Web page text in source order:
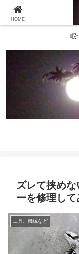
暇
ズレて挟め
ーを修理して
工具、機械など
HOME